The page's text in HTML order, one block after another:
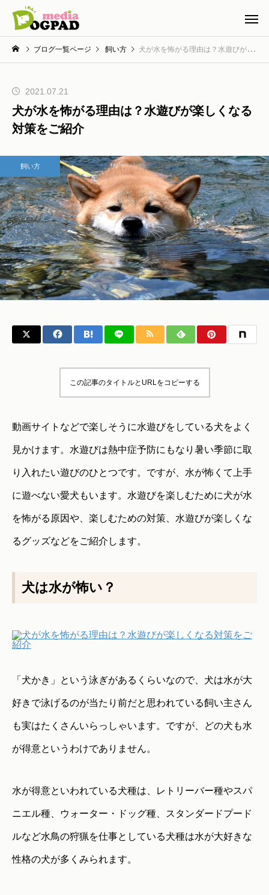
ブログ一覧ページ 飼い方 犬が水を怖がる理由は？水遊びが楽しくなる対策をご紹介
2021.07.21
犬が水を怖がる理由は？水遊びが楽しくなる
対策をご紹介
飼い方
この記事のタイトルとURLをコピーする
動画サイトなどで楽しそうに水遊びをしている犬をよく
見かけます。水遊びは熱中症予防にもなり暑い季節に取
り入れたい遊びのひとつです。ですが、水が怖くて上手
に遊べない愛犬もいます。水遊びを楽しむために犬が水
を怖がる原因や、楽しむための対策、水遊びが楽しくな
るグッズなどをご紹介します。
犬は水が怖い？
「犬かき」という泳ぎがあるくらいなので、犬は水が大
好きで泳げるのが当たり前だと思われている飼い主さん
も実はたくさんいらっしゃいます。ですが、どの犬も水
が得意というわけでありません。
水が得意といわれている犬種は、レトリーバー種やスパ
ニエル種、ウォーター・ドッグ種、スタンダードプード
ルなど水鳥の狩猟を仕事としている犬種は水が大好きな
性格の犬が多くみられます。